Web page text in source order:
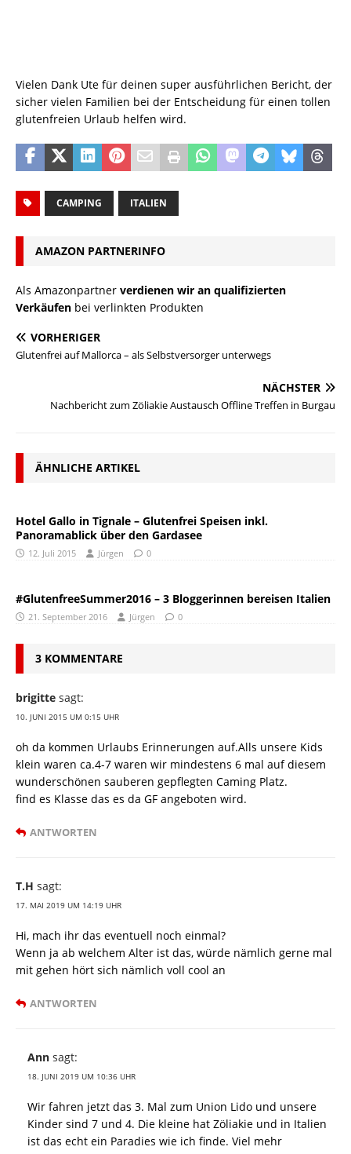
Vielen Dank Ute für deinen super ausführlichen Bericht, der
sicher vielen Familien bei der Entscheidung für einen tollen
glutenfreien Urlaub helfen wird.
CAMPING ITALIEN
AMAZON PARTNERINFO
Als Amazonpartner verdienen wir an qualifizierten
Verkäufen bei verlinkten Produkten
VORHERIGER
Glutenfrei auf Mallorca – als Selbstversorger unterwegs
NÄCHSTER
Nachbericht zum Zöliakie Austausch Offline Treffen in Burgau
ÄHNLICHE ARTIKEL
Hotel Gallo in Tignale – Glutenfrei Speisen inkl.
Panoramablick über den Gardasee
12. Juli 2015 Jürgen 0
#GlutenfreeSummer2016 – 3 Bloggerinnen bereisen Italien
21. September 2016 Jürgen 0
3 KOMMENTARE
brigitte sagt:
10. JUNI 2015 UM 0:15 UHR
oh da kommen Urlaubs Erinnerungen auf.Alls unsere Kids
klein waren ca.4-7 waren wir mindestens 6 mal auf diesem
wunderschönen sauberen gepflegten Caming Platz.
find es Klasse das es da GF angeboten wird.
ANTWORTEN
T.H sagt:
17. MAI 2019 UM 14:19 UHR
Hi, mach ihr das eventuell noch einmal?
Wenn ja ab welchem Alter ist das, würde nämlich gerne mal
mit gehen hört sich nämlich voll cool an
ANTWORTEN
Ann sagt:
18. JUNI 2019 UM 10:36 UHR
Wir fahren jetzt das 3. Mal zum Union Lido und unsere
Kinder sind 7 und 4. Die kleine hat Zöliakie und in Italien
ist das echt ein Paradies wie ich finde. Viel mehr